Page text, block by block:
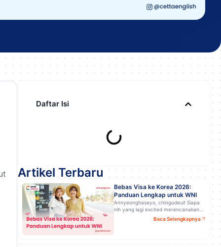
Daftar Isi
Artikel Terbaru
Bebas Visa ke Korea 2026:
Panduan Lengkap untuk WNI
Annyeonghaseyo, chingudeul! Siapa
nih yang lagi excited merencanakan…
Baca Selengkapnya